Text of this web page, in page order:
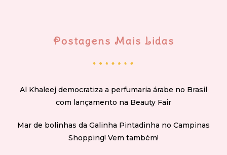
Postagens Mais Lidas
Al Khaleej democratiza a perfumaria árabe no Brasil
com lançamento na Beauty Fair
Mar de bolinhas da Galinha Pintadinha no Campinas
Shopping! Vem também!